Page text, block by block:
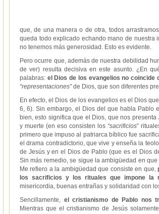
que, de una manera o de otra, todos
queda todo explicado echando mano de nuestra
no tenemos más generosidad. Esto es evidente.
Pero ocurre que, además de nuestra debilidad
de ver) resulta decisiva en este asunto. ¿En
palabras: el Dios de los evangelios no coincide
“representaciones”de Dios, que son diferentes
En efecto, el Dios de los evangelios es el Dios que
6, 6). Sin embargo, el Dios del que habla Pablo
bien, esto significa que el Dios, que nos
y muerte (en eso consisten los “sacrificios”
primero que impuso al patriarca bíblico fue
el drama contradictorio, que vive y enseña la
de Jesús y en el Dios de Pablo (que es el Dios
Sin más remedio, se sigue la ambigüedad en
Me refiero a la ambigüedad que consiste en que,
los sacrificios y los rituales que impone la
misericordia, buenas entrañas y solidaridad con
Sencillamente, el cristianismo de Pablo nos
Mientras que el cristianismo de Jesús